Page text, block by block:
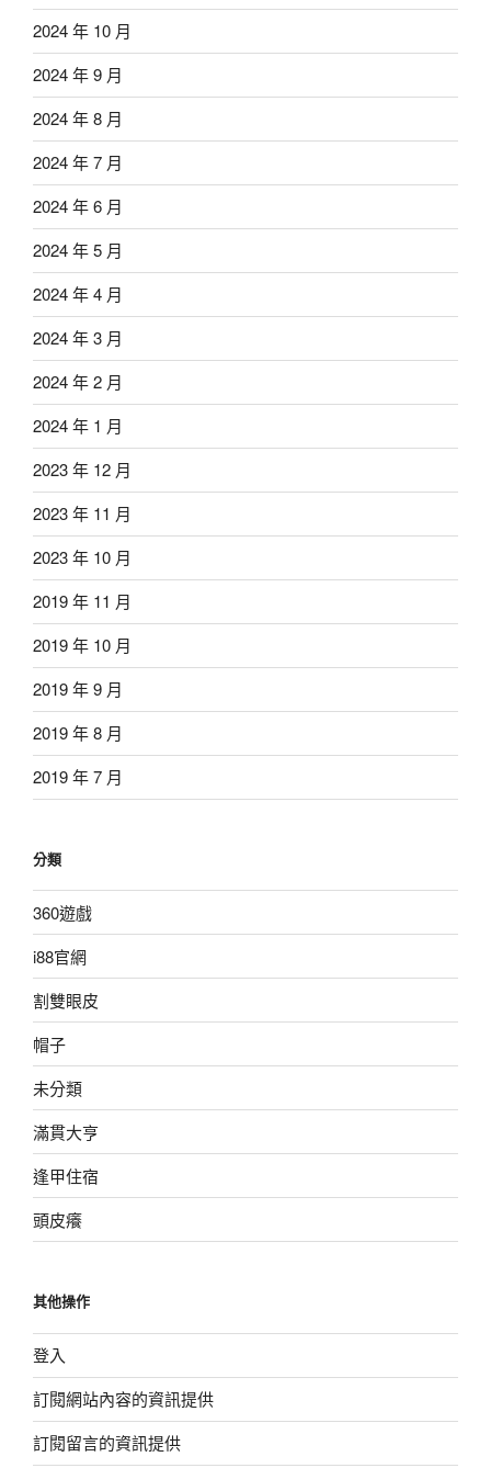
2024 年 10 月
2024 年 9 月
2024 年 8 月
2024 年 7 月
2024 年 6 月
2024 年 5 月
2024 年 4 月
2024 年 3 月
2024 年 2 月
2024 年 1 月
2023 年 12 月
2023 年 11 月
2023 年 10 月
2019 年 11 月
2019 年 10 月
2019 年 9 月
2019 年 8 月
2019 年 7 月
分類
360遊戲
i88官網
割雙眼皮
帽子
未分類
滿貫大亨
逢甲住宿
頭皮癢
其他操作
登入
訂閱網站內容的資訊提供
訂閱留言的資訊提供